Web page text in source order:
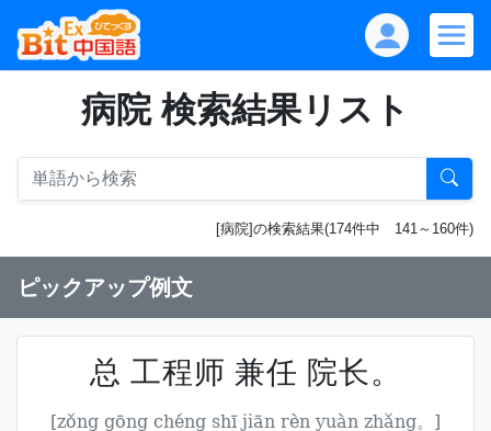
病院 検索結果リスト
[病院]の検索結果(174件中 141～160件)
ピックアップ例文
总 工程师 兼任 院长。
[zǒng gōng chéng shī jiān rèn yuàn zhǎng。]